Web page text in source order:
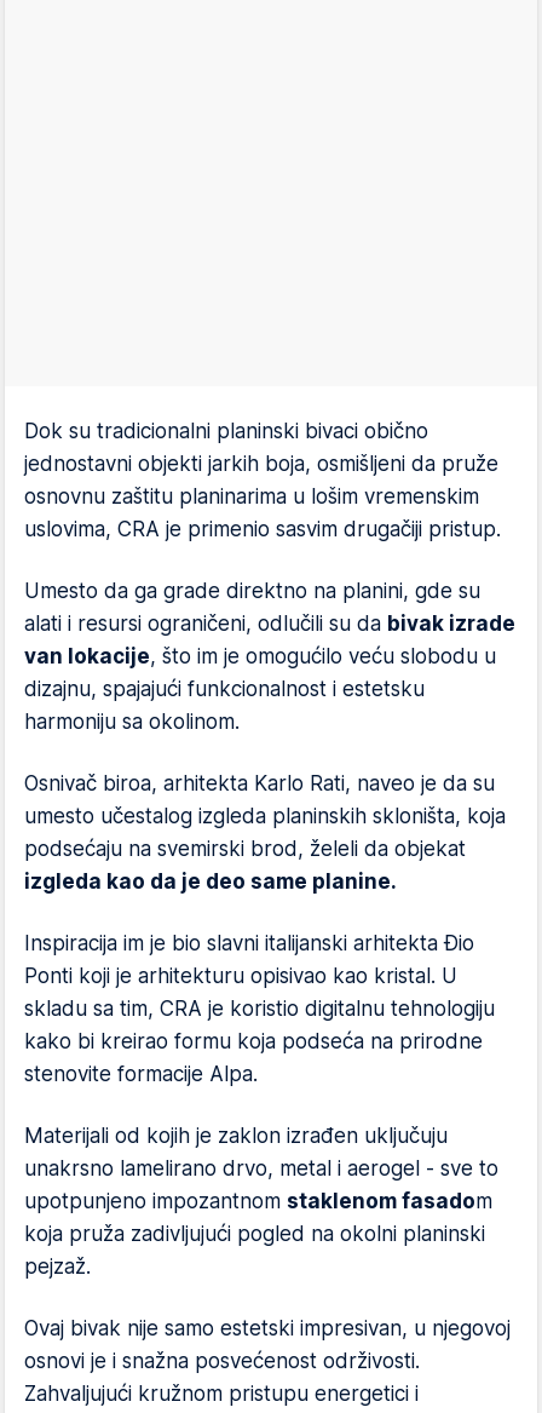
Dok su tradicionalni planinski bivaci obično
jednostavni objekti jarkih boja, osmišljeni da pruže
osnovnu zaštitu planinarima u lošim vremenskim
uslovima, CRA je primenio sasvim drugačiji pristup.
Umesto da ga grade direktno na planini, gde su
alati i resursi ograničeni, odlučili su da bivak izrade
van lokacije, što im je omogućilo veću slobodu u
dizajnu, spajajući funkcionalnost i estetsku
harmoniju sa okolinom.
Osnivač biroa, arhitekta Karlo Rati, naveo je da su
umesto učestalog izgleda planinskih skloništa, koja
podsećaju na svemirski brod, želeli da objekat
izgleda kao da je deo same planine.
Inspiracija im je bio slavni italijanski arhitekta Đio
Ponti koji je arhitekturu opisivao kao kristal. U
skladu sa tim, CRA je koristio digitalnu tehnologiju
kako bi kreirao formu koja podseća na prirodne
stenovite formacije Alpa.
Materijali od kojih je zaklon izrađen uključuju
unakrsno lamelirano drvo, metal i aerogel - sve to
upotpunjeno impozantnom staklenom fasadom
koja pruža zadivljujući pogled na okolni planinski
pejzaž.
Ovaj bivak nije samo estetski impresivan, u njegovoj
osnovi je i snažna posvećenost održivosti.
Zahvaljujući kružnom pristupu energetici i